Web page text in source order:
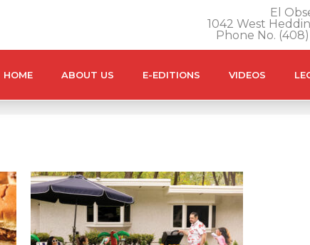
El
1042 West
Phone No.
HOME ABOUT US E-EDITIONS VIDEOS